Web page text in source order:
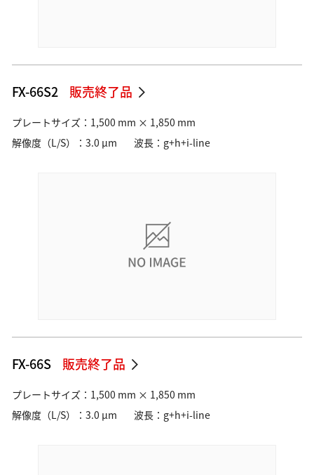
FX-66S2 販売終了品
プレートサイズ：1,500 mm × 1,850 mm
解像度（L/S）：3.0 µm
波長：g+h+i-line
FX-66S 販売終了品
プレートサイズ：1,500 mm × 1,850 mm
解像度（L/S）：3.0 µm
波長：g+h+i-line